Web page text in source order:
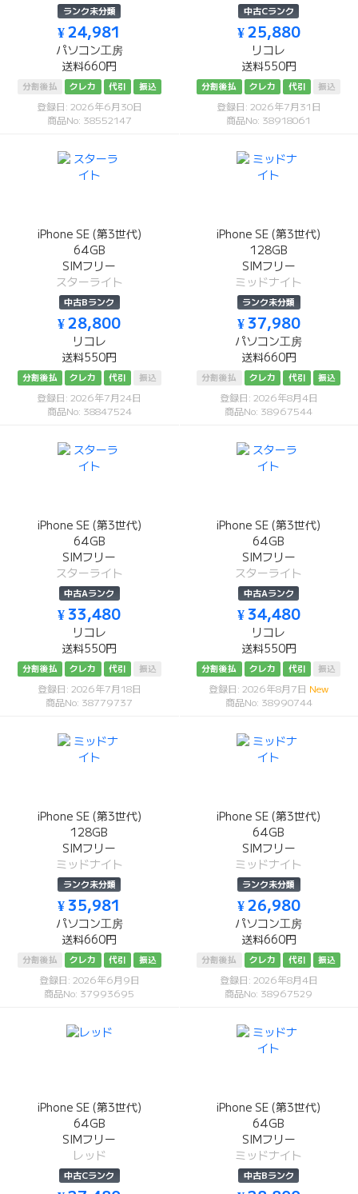
ランク未分類
¥ 24,981
パソコン工房
送料660円
分割後払 クレカ 代引 振込
登録日: 2026年6月30日
商品No: 38552147
中古Cランク
¥ 25,880
リコレ
送料550円
分割後払 クレカ 代引 振込
登録日: 2026年7月31日
商品No: 38918061
iPhone SE (第3世代)
64GB
SIMフリー
スターライト
中古Bランク
¥ 28,800
リコレ
送料550円
分割後払 クレカ 代引 振込
登録日: 2026年7月24日
商品No: 38847524
iPhone SE (第3世代)
128GB
SIMフリー
ミッドナイト
ランク未分類
¥ 37,980
パソコン工房
送料660円
分割後払 クレカ 代引 振込
登録日: 2026年8月4日
商品No: 38967544
iPhone SE (第3世代)
64GB
SIMフリー
スターライト
中古Aランク
¥ 33,480
リコレ
送料550円
分割後払 クレカ 代引 振込
登録日: 2026年7月18日
商品No: 38779737
iPhone SE (第3世代)
64GB
SIMフリー
スターライト
中古Aランク
¥ 34,480
リコレ
送料550円
分割後払 クレカ 代引 振込
登録日: 2026年8月7日 New
商品No: 38990744
iPhone SE (第3世代)
128GB
SIMフリー
ミッドナイト
ランク未分類
¥ 35,981
パソコン工房
送料660円
分割後払 クレカ 代引 振込
登録日: 2026年6月9日
商品No: 37993695
iPhone SE (第3世代)
64GB
SIMフリー
ミッドナイト
ランク未分類
¥ 26,980
パソコン工房
送料660円
分割後払 クレカ 代引 振込
登録日: 2026年8月4日
商品No: 38967529
iPhone SE (第3世代)
64GB
SIMフリー
レッド
中古Cランク
iPhone SE (第3世代)
64GB
SIMフリー
ミッドナイト
中古Bランク